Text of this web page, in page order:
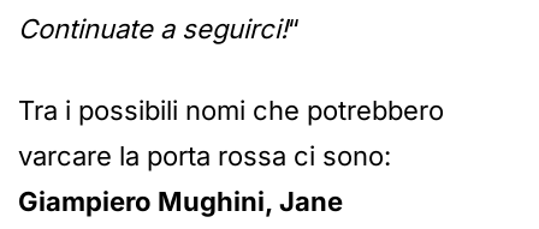
Continuate a seguirci!“
Tra i possibili nomi che potrebbero
varcare la porta rossa ci sono:
Giampiero Mughini, Jane